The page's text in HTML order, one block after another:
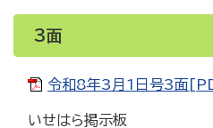
3面
令和8年3月1日号3面
いせはら掲示板